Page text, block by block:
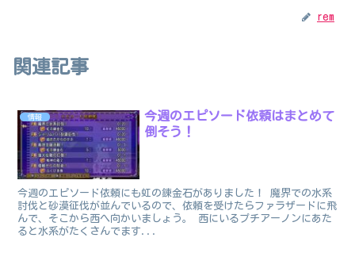
rem
関連記事
情報
今週のエピソード依頼はまとめて
倒そう！
今週のエピソード依頼にも虹の錬金石がありました！ 魔界での水系
討伐と砂漠征伐が並んでいるので、依頼を受けたらファラザードに飛
んで、そこから西へ向かいましょう。 西にいるプチアーノンにあた
ると水系がたくさんでます...